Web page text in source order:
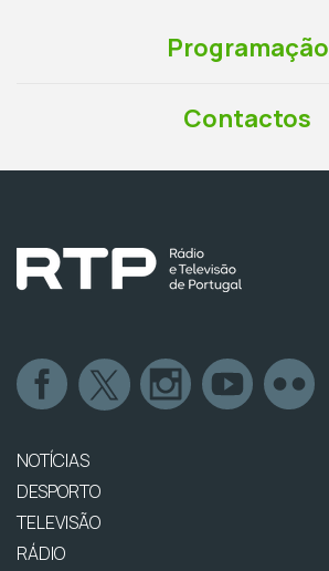
Programação
Contactos
NOTÍCIAS
DESPORTO
TELEVISÃO
RÁDIO